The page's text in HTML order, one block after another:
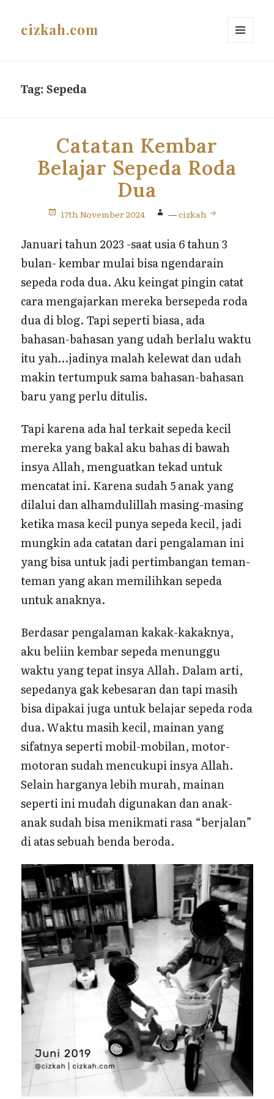
cizkah.com
Tag:Sepeda
Catatan Kembar
Belajar Sepeda Roda
Dua
17th November 2024 —cizkah
Januari tahun 2023 -saat usia 6 tahun 3
bulan- kembar mulai bisa ngendarain
sepeda roda dua. Aku keingat pingin catat
cara mengajarkan mereka bersepeda roda
dua di blog. Tapi seperti biasa, ada
bahasan-bahasan yang udah berlalu waktu
itu yah…jadinya malah kelewat dan udah
makin tertumpuk sama bahasan-bahasan
baru yang perlu ditulis.
Tapi karena ada hal terkait sepeda kecil
mereka yang bakal aku bahas di bawah
insya Allah, menguatkan tekad untuk
mencatat ini. Karena sudah 5 anak yang
dilalui dan alhamdulillah masing-masing
ketika masa kecil punya sepeda kecil, jadi
mungkin ada catatan dari pengalaman ini
yang bisa untuk jadi pertimbangan teman-
teman yang akan memilihkan sepeda
untuk anaknya.
Berdasar pengalaman kakak-kakaknya,
aku beliin kembar sepeda menunggu
waktu yang tepat insya Allah. Dalam arti,
sepedanya gak kebesaran dan tapi masih
bisa dipakai juga untuk belajar sepeda roda
dua. Waktu masih kecil, mainan yang
sifatnya seperti mobil-mobilan, motor-
motoran sudah mencukupi insya Allah.
Selain harganya lebih murah, mainan
seperti ini mudah digunakan dan anak-
anak sudah bisa menikmati rasa “berjalan”
di atas sebuah benda beroda.